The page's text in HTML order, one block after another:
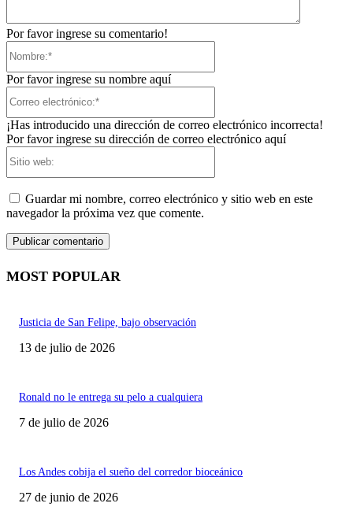
Por favor ingrese su comentario!
Por favor ingrese su nombre aquí
¡Has introducido una dirección de correo electrónico incorrecta!
Por favor ingrese su dirección de correo electrónico aquí
Guardar mi nombre, correo electrónico y sitio web en este
navegador la próxima vez que comente.
MOST POPULAR
Justicia de San Felipe, bajo observación
13 de julio de 2026
Ronald no le entrega su pelo a cualquiera
7 de julio de 2026
Los Andes cobija el sueño del corredor bioceánico
27 de junio de 2026